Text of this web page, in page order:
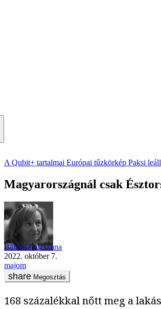
A Qubit+ tartalmai Európai tűzkörkép Paksi
Magyarországnál csak
Balázs Zsuzsanna
2022. október 7.
majom
Megosztás
168 százalékkal nőtt meg a